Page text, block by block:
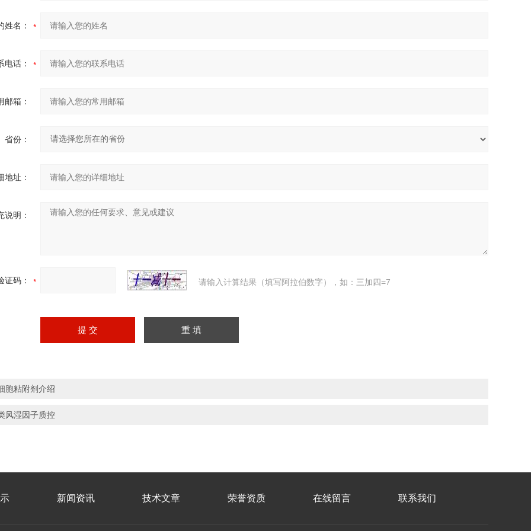
姓名：
电话：
邮箱：
省份：
地址：
说明：
证码： 请输入计算结果（填写阿拉伯数字），如：三加四=7
胞粘附剂介绍
风湿因子质控
新闻资讯 技术文章 荣誉资质 在线留言 联系我们